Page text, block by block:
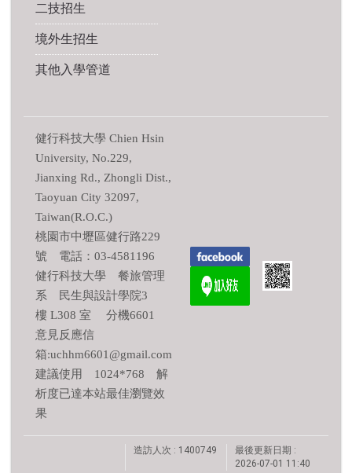
二技招生
境外生招生
其他入學管道
健行科技大學 Chien Hsin
University, No.229,
Jianxing Rd., Zhongli Dist.,
Taoyuan City 32097,
Taiwan(R.O.C.)
桃園市中壢區健行路229
號 電話：03-4581196
健行科技大學 餐旅管理
系 民生與設計學院3
樓 L308 室 分機6601
意見反應信
箱:uchhm6601@gmail.com
建議使用 1024*768 解
析度已達本站最佳瀏覽效
果
造訪人次 : 1400749
最後更新日期 :
2026-07-01 11:40